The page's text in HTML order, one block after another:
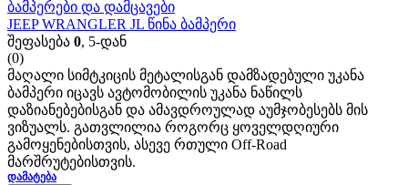
ბამპერები და დამცავები
JEEP WRANGLER JL წინა ბამპერი
შეფასება 0, 5-დან
(0)
მაღალი სიმტკიცის მეტალისგან დამზადებული უკანა
ბამპერი იცავს ავტომობილის უკანა ნაწილს
დაზიანებებისგან და ამავდროულად აუმჯობესებს მის
ვიზუალს. გათვლილია როგორც ყოველდღიური
გამოყენებისთვის, ასევე რთული Off-Road
მარშრუტებისთვის.
ᲓᲐᲛᲐᲢᲔᲑᲐ